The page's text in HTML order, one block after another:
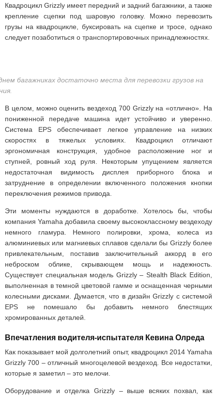
Квадроцикл Grizzly имеет передний и задний багажники, а также
крепление сцепки под шаровую головку. Можно перевозить
грузы на квадроцикле, буксировать на сцепке и тросе, однако
следует позаботиться о транспортировочных принадлежностях.
багажниках достаточно места для перевозки грузов на
В целом, можно оценить вездеход 700 Grizzly на «отлично». На
пониженной передаче машина идет устойчиво и уверенно.
Система EPS обеспечивает легкое управление на низких
скоростях в тяжелых условиях. Квадроцикл отличают
эргономичная конструкция, удобное расположение ног и
ступней, ровный ход руля. Некоторым упущением является
недостаточная видимость дисплея приборного блока и
затруднение в определении включенного положения кнопки
переключения режимов привода.
Эти моменты нуждаются в доработке. Хотелось бы, чтобы
компания Yamaha добавила своему высококлассному вездеходу
немного гламура. Немного полировки, хрома, колеса из
алюминиевых или магниевых сплавов сделали бы Grizzly более
привлекательным, поставив заключительный аккорд в его
неброском облике, скрывающем мощь и надежность.
Существует специальная модель Grizzly – Stealth Black Edition,
выполненная в темной цветовой гамме и оснащенная черными
колесными дисками. Думается, что в дизайн Grizzly с системой
EPS не помешало бы добавить немного блестящих
хромированных деталей.
Впечатления водителя-испытателя Кевина Олреда
Как показывает мой долголетний опыт, квадроцикл 2014 Yamaha
Grizzly 700 – отличный многоцелевой вездеход. Все недостатки,
которые я заметил – это мелочи.
Оборудование и отделка Grizzly – выше всяких похвал, как